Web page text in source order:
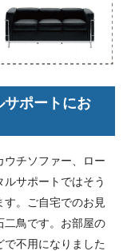
サポートにお
チソファー、ロー
サポートではそう
す。ご自宅でのお見
二鳥です。お部屋の
で不用になりました